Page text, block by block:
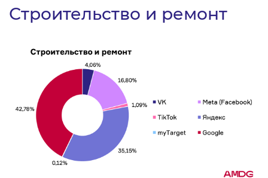
Строительство и ремонт